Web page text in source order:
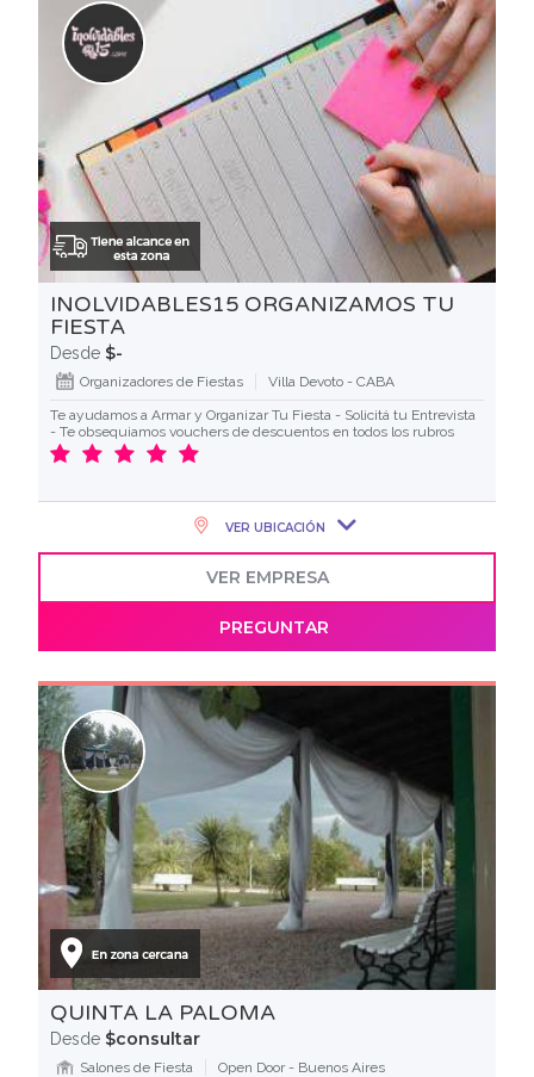
INOLVIDABLES15 ORGANIZAMOS TU
FIESTA
Desde $-
Organizadores de Fiestas
Villa Devoto - CABA
Te ayudamos a Armar y Organizar Tu Fiesta - Solicitá tu Entrevista
- Te obsequiamos vouchers de descuentos en todos los rubros
VER UBICACIÓN
VER EMPRESA
PREGUNTAR
QUINTA LA PALOMA
Desde $consultar
Salones de Fiesta
Open Door - Buenos Aires